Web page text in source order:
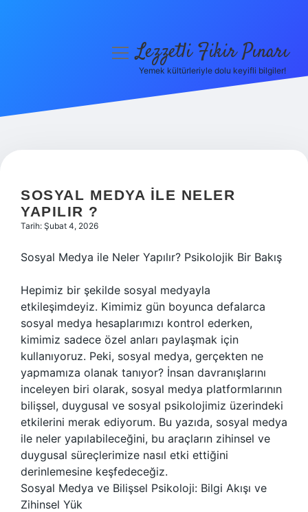
Hakkımızda
menüyüLezzetli Fikir Pınarı
Yemek kültürleriyle dolu keyifli bilgiler!
SOSYAL MEDYA ILE NELER
YAPILIR ?
Tarih: Şubat 4, 2026
Sosyal Medya ile Neler Yapılır? Psikolojik Bir Bakış
Hepimiz bir şekilde sosyal medyayla
etkileşimdeyiz. Kimimiz gün boyunca defalarca
sosyal medya hesaplarımızı kontrol ederken,
kimimiz sadece özel anları paylaşmak için
kullanıyoruz. Peki, sosyal medya, gerçekten ne
yapmamıza olanak tanıyor? İnsan davranışlarını
inceleyen biri olarak, sosyal medya platformlarının
bilişsel, duygusal ve sosyal psikolojimiz üzerindeki
etkilerini merak ediyorum. Bu yazıda, sosyal medya
ile neler yapılabileceğini, bu araçların zihinsel ve
duygusal süreçlerimize nasıl etki ettiğini
derinlemesine keşfedeceğiz.
Sosyal Medya ve Bilişsel Psikoloji: Bilgi Akışı ve
Zihinsel Yük